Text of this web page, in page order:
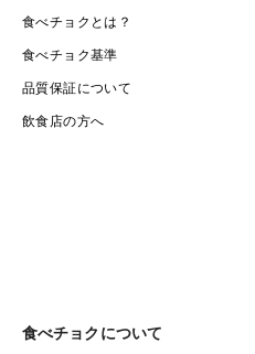
食べチョクとは？
食べチョク基準
品質保証について
飲食店の方へ
食べチョクについて